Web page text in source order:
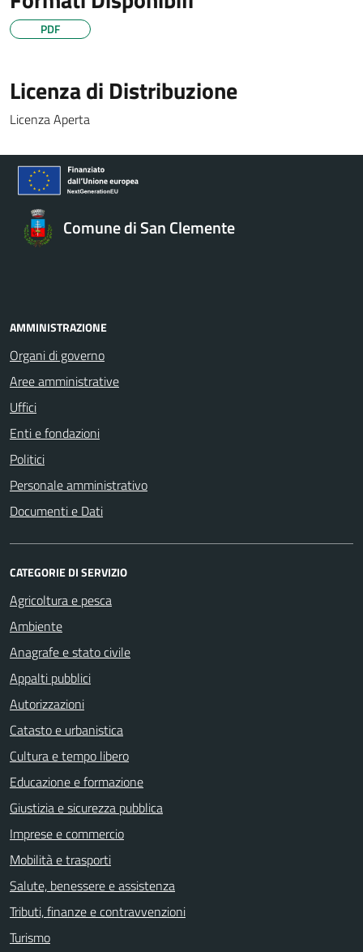
PDF
Licenza di Distribuzione
Licenza Aperta
Comune di San Clemente
AMMINISTRAZIONE
Organi di governo
Aree amministrative
Uffici
Enti e fondazioni
Politici
Personale amministrativo
Documenti e Dati
CATEGORIE DI SERVIZIO
Agricoltura e pesca
Ambiente
Anagrafe e stato civile
Appalti pubblici
Autorizzazioni
Catasto e urbanistica
Cultura e tempo libero
Educazione e formazione
Giustizia e sicurezza pubblica
Imprese e commercio
Mobilità e trasporti
Salute, benessere e assistenza
Tributi, finanze e contravvenzioni
Turismo